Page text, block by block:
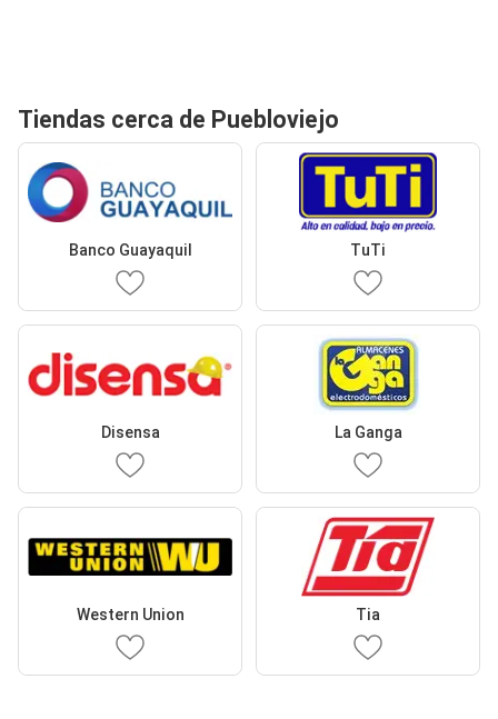
Tiendas cerca de Puebloviejo
Banco Guayaquil TuTi
Disensa La Ganga
Western Union Tia